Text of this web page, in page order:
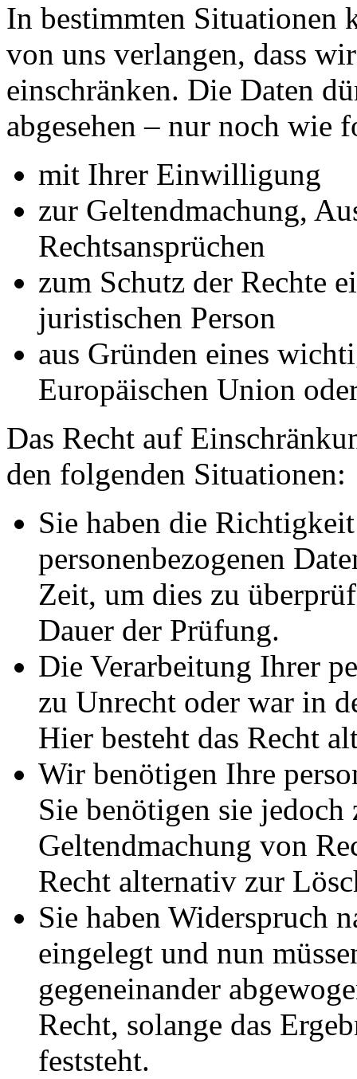
In bestimmten Situationen
von uns verlangen, dass
einschränken. Die Daten
abgesehen – nur noch wie
mit Ihrer Einwilligung
zur Geltendmachung,
Rechtsansprüchen
zum Schutz der Rechte
juristischen Person
aus Gründen eines
Europäischen Union
Das Recht auf
den folgenden Situationen:
Sie haben die
personenbezogenen
Zeit, um dies zu
Dauer der Prüfung.
Die Verarbeitung Ihrer
zu Unrecht oder war in
Hier besteht das Recht
Wir benötigen Ihre
Sie benötigen sie
Geltendmachung von
Recht alternativ zur
Sie haben Widerspruch
eingelegt und nun
gegeneinander
Recht, solange das
feststeht.